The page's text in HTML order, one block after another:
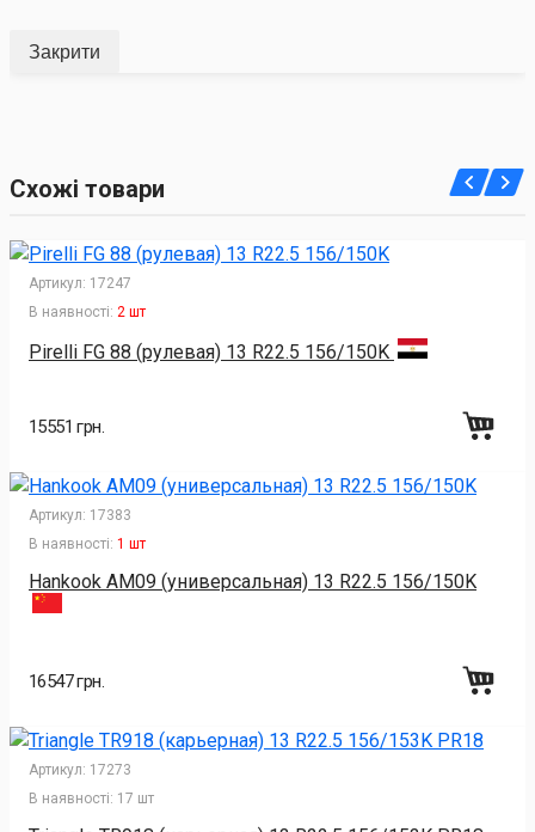
Закрити
Схожі товари
Артикул: 17247
В наявності: 2 шт
Pirelli FG 88 (рулевая) 13 R22.5 156/150K
15551 грн.
Артикул: 17383
В наявності: 1 шт
Hankook AM09 (универсальная) 13 R22.5 156/150K
16547 грн.
Артикул: 17273
В наявності: 17 шт